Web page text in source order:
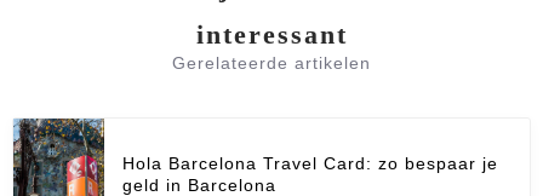
interessant
Gerelateerde artikelen
Hola Barcelona Travel Card: zo bespaar je
geld in Barcelona